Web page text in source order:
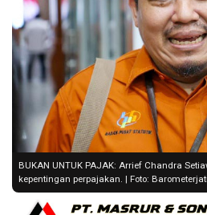
BUKAN UNTUK PAJAK: Arrief Chandra
kepentingan perpajakan. | Foto: